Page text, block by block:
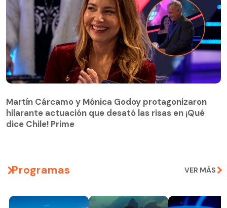
hilarante actuación que desató las risas en ¡Qué
dice Chile! Prime
Martín Cárcamo y Mónica Godoy protagonizaron
hilarante actuación que desató las risas en ¡Qué
dice Chile! Prime
Programas VER MÁS